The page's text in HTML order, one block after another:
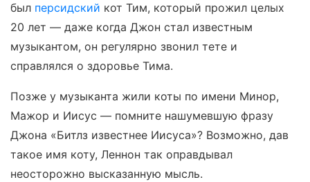
был персидский кот Тим, который прожил целых
20 лет — даже когда Джон стал известным
музыкантом, он регулярно звонил тете и
справлялся о здоровье Тима.
Позже у музыканта жили коты по имени Минор,
Мажор и Иисус — помните нашумевшую фразу
Джона «Битлз известнее Иисуса»? Возможно, дав
такое имя коту, Леннон так оправдывал
неосторожно высказанную мысль.